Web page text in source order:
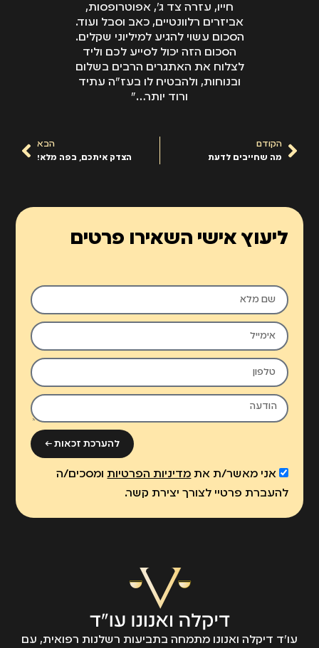
חייו, עזרה צד ג', אפוטרופסות,
אביזרים רלוונטיים, כאב וסבל ועוד.
הסכום עשוי להגיע למיליוני שקלים.
הסכום הזה יכול לסייע לכם וליד
לצלוח את האתגרים הרבים בשלום
ובנוחות, ולהבטיח לו בעז"ה עתיד
ורוד יותר…"
הקודם
מה שחייבים לדעת
הבא
הצדק איתכם, בפה מלא!
ליעוץ אישי השאירו פרטים
אני מאשר/ת את מדיניות הפרטיותומסכים/ה
להעברת פרטיי לצורך יצירת קשר.
להערכת זכאות ←
עו״ד דיקלה ואנונו מתמחה בתביעות רשלנות רפואית, עם